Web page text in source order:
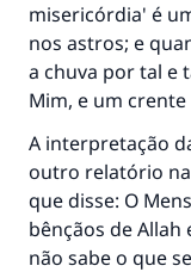
misericórdia' é
nos astros; e
a chuva por tal e
Mim, e um
A interpretação
outro relatório
que disse: O
bênçãos de Allah
não sabe o que